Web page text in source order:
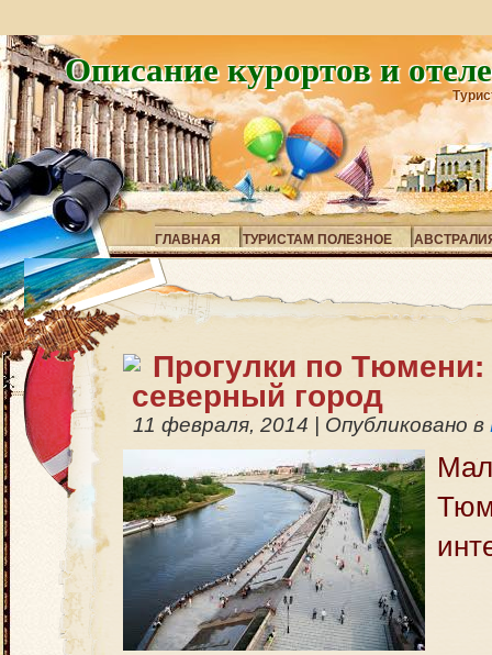
Описание курортов и
ГЛАВНАЯ ТУРИСТАМ ПОЛЕЗНОЕ
Прогулки по
северный город
11 февраля, 2014 Опубликовано в